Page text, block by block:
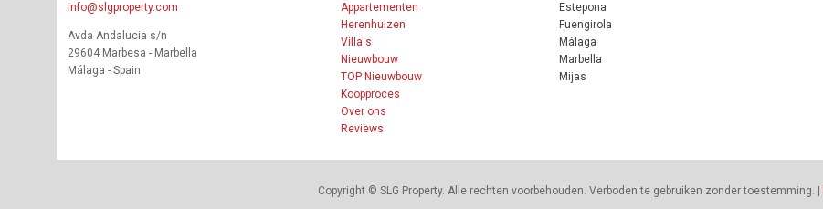
info@slgproperty.com
Avda Andalucia s/n
29604 Marbesa - Marbella
Málaga - Spain
Appartementen
Herenhuizen
Villa's
Nieuwbouw
TOP Nieuwbouw
Koopproces
Over ons
Reviews
Estepona
Fuengirola
Málaga
Marbella
Mijas
Copyright © SLG Property. Alle rechten voorbehouden. Verboden te gebruiken zonder toestemming. |